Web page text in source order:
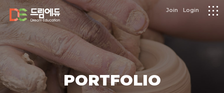
logo Join Login
메
뉴
PORTFOLIO